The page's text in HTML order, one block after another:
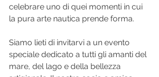
celebrare uno di quei momenti in cui
la pura arte nautica prende forma.
Siamo lieti di invitarvi a un evento
speciale dedicato a tutti gli amanti del
mare, del lago e della bellezza